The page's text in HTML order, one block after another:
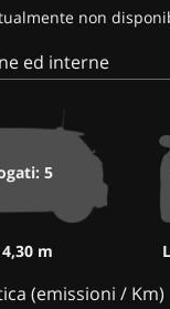
non
ed interne
5
m
(emissioni / Km)